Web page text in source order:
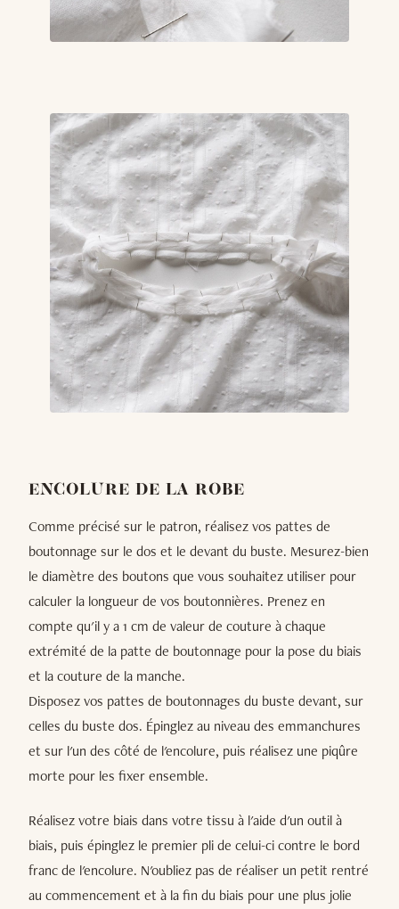
ENCOLURE DE LA ROBE
Comme précisé sur le patron, réalisez vos pattes de
boutonnage sur le dos et le devant du buste. Mesurez-bien
le diamètre des boutons que vous souhaitez utiliser pour
calculer la longueur de vos boutonnières. Prenez en
compte qu'il y a 1 cm de valeur de couture à chaque
extrémité de la patte de boutonnage pour la pose du biais
et la couture de la manche.
Disposez vos pattes de boutonnages du buste devant, sur
celles du buste dos. Épinglez au niveau des emmanchures
et sur l'un des côté de l'encolure, puis réalisez une piqûre
morte pour les fixer ensemble.
Réalisez votre biais dans votre tissu à l'aide d'un outil à
biais, puis épinglez le premier pli de celui-ci contre le bord
franc de l'encolure. N'oubliez pas de réaliser un petit rentré
au commencement et à la fin du biais pour une plus jolie